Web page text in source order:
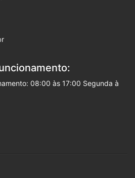
08:00 às 17:00 Segunda à